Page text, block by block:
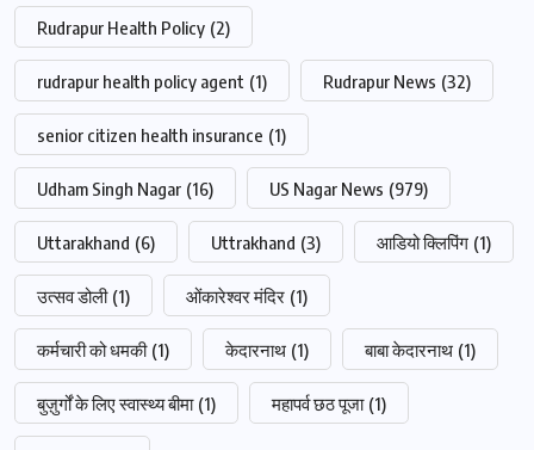
Rudrapur Health Policy (2)
rudrapur health policy agent (1) Rudrapur News (32)
senior citizen health insurance (1)
Udham Singh Nagar (16) US Nagar News (979)
Uttarakhand (6) Uttrakhand (3) आडियो क्लिपिंग (1)
उत्सव डोली (1) ओंकारेश्वर मंदिर (1)
कर्मचारी को धमकी (1) केदारनाथ (1) बाबा केदारनाथ (1)
बुज़ुर्गों के लिए स्वास्थ्य बीमा (1) महापर्व छठ पूजा (1)